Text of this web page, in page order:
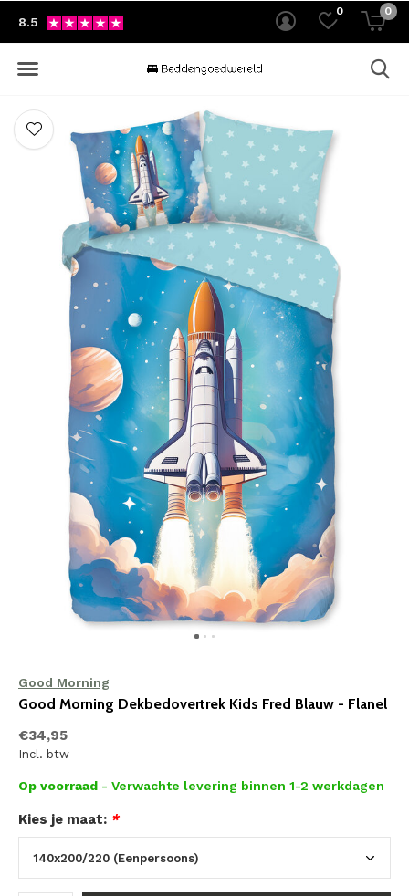
0 0
8.5
Good Morning
Good Morning Dekbedovertrek Kids Fred Blauw - Flanel
€34,95
Incl. btw
Op voorraad - Verwachte levering binnen 1-2 werkdagen
Kies je maat: *